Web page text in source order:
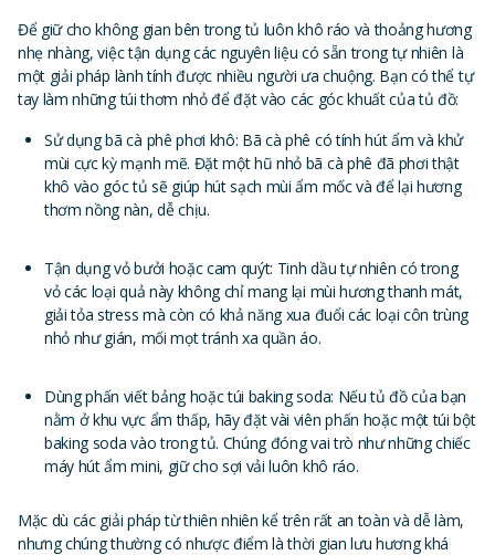
Để giữ cho không gian bên trong tủ luôn khô ráo và thoảng hương
nhẹ nhàng, việc tận dụng các nguyên liệu có sẵn trong tự nhiên là
một giải pháp lành tính được nhiều người ưa chuộng. Bạn có thể tự
tay làm những túi thơm nhỏ để đặt vào các góc khuất của tủ đồ:
Sử dụng bã cà phê phơi khô: Bã cà phê có tính hút ẩm và khử
mùi cực kỳ mạnh mẽ. Đặt một hũ nhỏ bã cà phê đã phơi thật
khô vào góc tủ sẽ giúp hút sạch mùi ẩm mốc và để lại hương
thơm nồng nàn, dễ chịu.
Tận dụng vỏ bưởi hoặc cam quýt: Tinh dầu tự nhiên có trong
vỏ các loại quả này không chỉ mang lại mùi hương thanh mát,
giải tỏa stress mà còn có khả năng xua đuổi các loại côn trùng
nhỏ như gián, mối mọt tránh xa quần áo.
Dùng phấn viết bảng hoặc túi baking soda: Nếu tủ đồ của bạn
nằm ở khu vực ẩm thấp, hãy đặt vài viên phấn hoặc một túi bột
baking soda vào trong tủ. Chúng đóng vai trò như những chiếc
máy hút ẩm mini, giữ cho sợi vải luôn khô ráo.
Mặc dù các giải pháp từ thiên nhiên kể trên rất an toàn và dễ làm,
nhưng chúng thường có nhược điểm là thời gian lưu hương khá